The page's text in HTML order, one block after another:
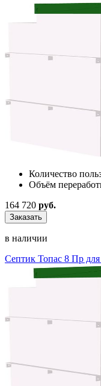
Количество
Объём
164 720 руб.
Заказать
в наличии
Септик Топас 8 Пр